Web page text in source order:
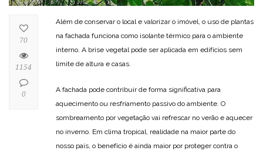
Além de conservar o local e valorizar o imóvel, o uso de plantas
na fachada funciona como isolante térmico para o ambiente
interno. A brise vegetal pode ser aplicada em edifícios sem
limite de altura e casas.
A fachada pode contribuir de forma significativa para
aquecimento ou resfriamento passivo do ambiente. O
sombreamento por vegetação vai refrescar no verão e aquecer
no inverno. Em clima tropical, realidade na maior parte do
nosso país, o benefício é ainda maior por proteger contra o
70
1154
0